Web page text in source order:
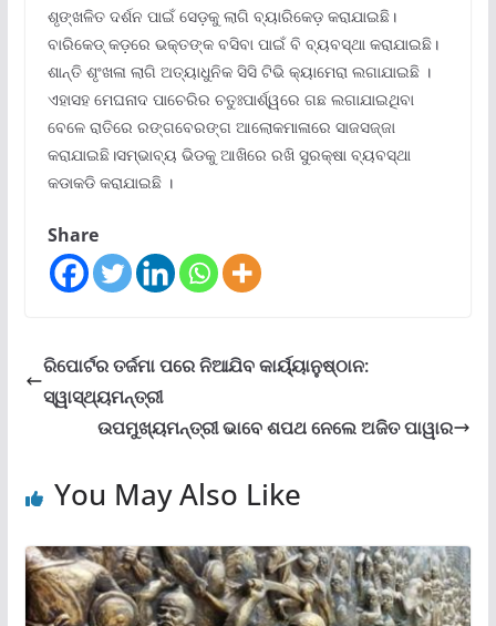
ଶୃଙ୍ଖଳିତ ଦର୍ଶନ ପାଇଁ ସେଡ଼କୁ ଲାଗି ବ୍ୟାରିକେଡ଼ କରାଯାଇଛି।
ବାରିକେଡ୍ କଡ଼ରେ ଭକ୍ତଙ୍କ ବସିବା ପାଇଁ ବି ବ୍ୟବସ୍ଥା କରାଯାଇଛି।
ଶାନ୍ତି ଶୃଂଖଳା ଲାଗି ଅତ୍ୟାଧୁନିକ ସିସି ଟିଭି କ୍ୟାମେରା ଲଗାଯାଇଛି ।
ଏହାସହ ମେଘନାଦ ପାଚେରିର ଚତୁଃପାର୍ଶ୍ୱରେ ଗଛ ଲଗାଯାଇଥିବା
ବେଳେ ରାତିରେ ରଙ୍ଗବେରଙ୍ଗ ଆଲୋକମାଳାରେ ସାଜସଜ୍ଜା
କରାଯାଇଛି।ସମ୍ଭାବ୍ୟ ଭିଡକୁ ଆଖିରେ ରଖି ସୁରକ୍ଷା ବ୍ୟବସ୍ଥା
କଡାକଡି କରାଯାଇଛି ।
Share
ରିପୋର୍ଟର ତର୍ଜମା ପରେ ନିଆଯିବ କାର୍ୟ୍ୟାନୁଷ୍ଠାନ:
ସ୍ୱାସ୍ଥ୍ୟମନ୍ତ୍ରୀ
ଉପମୁଖ୍ୟମନ୍ତ୍ରୀ ଭାବେ ଶପଥ ନେଲେ ଅଜିତ ପାୱାର
You May Also Like